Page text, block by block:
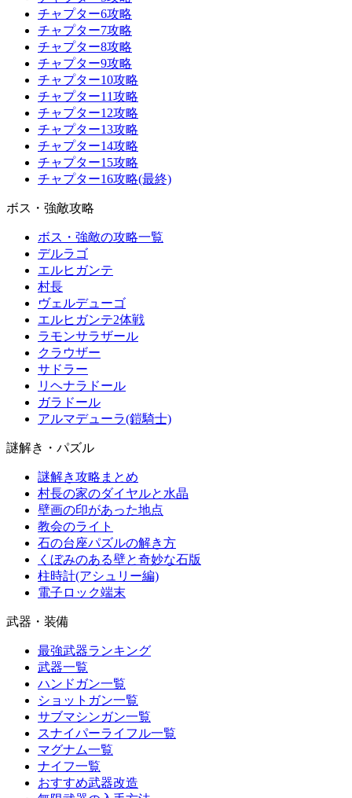
チャプター6攻略
チャプター7攻略
チャプター8攻略
チャプター9攻略
チャプター10攻略
チャプター11攻略
チャプター12攻略
チャプター13攻略
チャプター14攻略
チャプター15攻略
チャプター16攻略(最終)
ボス・強敵攻略
ボス・強敵の攻略一覧
デルラゴ
エルヒガンテ
村長
ヴェルデューゴ
エルヒガンテ2体戦
ラモンサラザール
クラウザー
サドラー
リヘナラドール
ガラドール
アルマデューラ(鎧騎士)
謎解き・パズル
謎解き攻略まとめ
村長の家のダイヤルと水晶
壁画の印があった地点
教会のライト
石の台座パズルの解き方
くぼみのある壁と奇妙な石版
柱時計(アシュリー編)
電子ロック端末
武器・装備
最強武器ランキング
武器一覧
ハンドガン一覧
ショットガン一覧
サブマシンガン一覧
スナイパーライフル一覧
マグナム一覧
ナイフ一覧
おすすめ武器改造